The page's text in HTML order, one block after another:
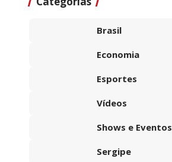
Brasil
Economia
Esportes
Vídeos
Shows e Eventos
Sergipe